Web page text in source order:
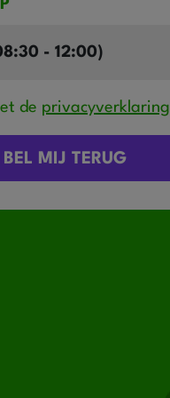
de privacyverklaring